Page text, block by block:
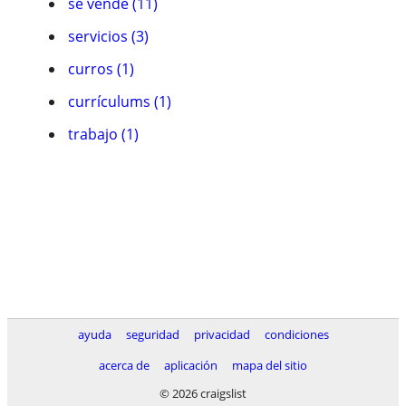
servicios (3)
curros (1)
currículums (1)
trabajo (1)
ayuda seguridad privacidad
condiciones
acerca de
aplicación
mapa del sitio
© 2026 craigslist